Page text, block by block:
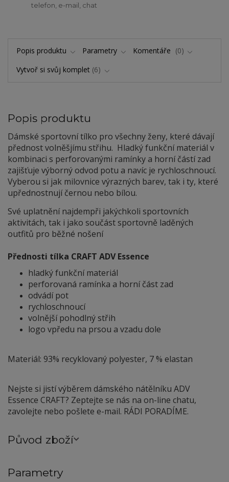
telefon, e-mail, chat
Popis produktu Parametry Komentáře
0
Vytvoř si svůj komplet 6
Popis produktu
Dámské sportovní tílko pro všechny ženy, které dávají
přednost volněšjímu střihu. Hladký funkční materiál v
kombinaci s perforovanými ramínky a horní částí zad
zajišťuje výborný odvod potu a navíc je rychloschnoucí.
Vyberou si jak milovnice výrazných barev, tak i ty, které
upřednostnují černou nebo bílou.
Své uplatnění najdempři jakýchkoli sportovních
aktivitách, tak i jako součást sportovně laděných
outfitů pro běžné nošení
Přednosti tílka CRAFT ADV Essence
hladký funkční materiál
perforovaná ramínka a horní část zad
odvádí pot
rychloschnoucí
volnější pohodlný střih
logo vpředu na prsou a vzadu dole
Materiál: 93% recyklovaný polyester, 7 % elastan
Nejste si jistí výběrem dámského nátělníku ADV
Essence CRAFT? Zeptejte se nás na on-line chatu,
zavolejte nebo pošlete e-mail. RÁDI PORADÍME.
Původ zboží
Parametry